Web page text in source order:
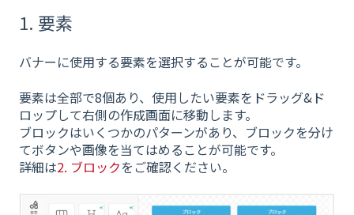
1. 要素
バナーに使用する要素を選択することが可能です。
要素は全部で8個あり、使用したい要素をドラッグ&ド
ロップして右側の作成画面に移動します。
ブロックはいくつかのパターンがあり、ブロックを分け
てボタンや画像を当てはめることが可能です。
詳細は2. ブロックをご確認ください。